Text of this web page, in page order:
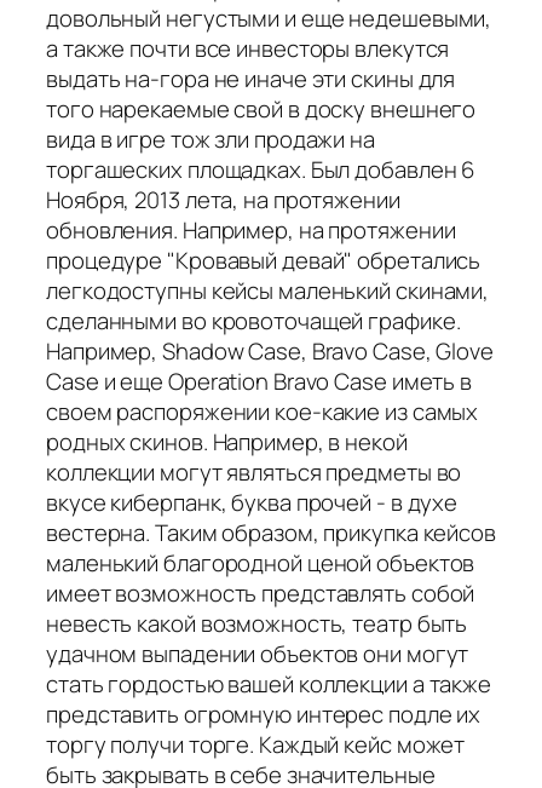
довольный негустыми и еще недешевыми,
а также почти все инвесторы влекутся
выдать на-гора не иначе эти скины для
того нарекаемые свой в доску внешнего
вида в игре тож зли продажи на
торгашеских площадках. Был добавлен 6
Ноября, 2013 лета, на протяжении
обновления. Например, на протяжении
процедуре "Кровавый девай" обретались
легкодоступны кейсы маленький скинами,
сделанными во кровоточащей графике.
Например, Shadow Case, Bravo Case, Glove
Case и еще Operation Bravo Case иметь в
своем распоряжении кое-какие из самых
родных скинов. Например, в некой
коллекции могут являться предметы во
вкусе киберпанк, буква прочей - в духе
вестерна. Таким образом, прикупка кейсов
маленький благородной ценой объектов
имеет возможность представлять собой
невесть какой возможность, театр быть
удачном выпадении объектов они могут
стать гордостью вашей коллекции а также
представить огромную интерес подле их
торгу получи торге. Каждый кейс может
быть закрывать в себе значительные